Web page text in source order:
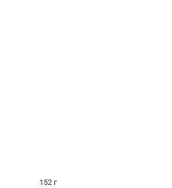
152 г